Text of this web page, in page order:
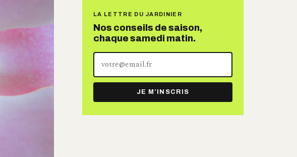
LA LETTRE DU JARDINIER
Nos conseils de saison,
chaque samedi matin.
adresse
mail
JE M’INSCRIS